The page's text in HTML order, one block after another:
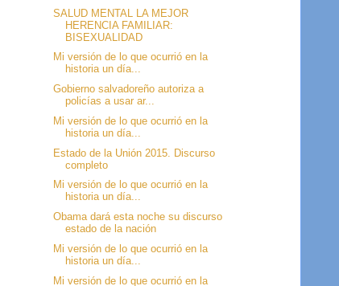
SALUD MENTAL LA MEJOR
HERENCIA FAMILIAR:
BISEXUALIDAD
Mi versión de lo que ocurrió en la
historia un día...
Gobierno salvadoreño autoriza a
policías a usar ar...
Mi versión de lo que ocurrió en la
historia un día...
Estado de la Unión 2015. Discurso
completo
Mi versión de lo que ocurrió en la
historia un día...
Obama dará esta noche su discurso
estado de la nación
Mi versión de lo que ocurrió en la
historia un día...
Mi versión de lo que ocurrió en la